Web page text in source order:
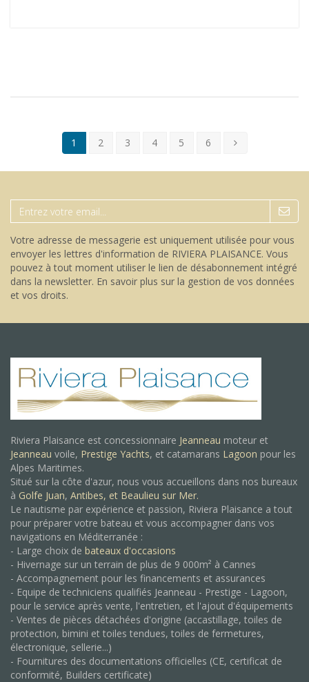
1 2 3 4 5 6
Votre adresse de messagerie est uniquement utilisée pour vous
envoyer les lettres d'information de RIVIERA PLAISANCE. Vous
pouvez à tout moment utiliser le lien de désabonnement intégré
dans la newsletter. En savoir plus sur la gestion de vos données
et vos droits.
Riviera Plaisance est concessionnaire Jeanneau moteur et
Jeanneau voile, Prestige Yachts, et catamarans Lagoon pour les
Alpes Maritimes.
Situé sur la côte d'azur, nous vous accueillons dans nos bureaux
à Golfe Juan, Antibes, et Beaulieu sur Mer.
Le nautisme par expérience et passion, Riviera Plaisance a tout
pour préparer votre bateau et vous accompagner dans vos
navigations en Méditerranée :
- Large choix de bateaux d'occasions
- Hivernage sur un terrain de plus de 9 000m² à Cannes
- Accompagnement pour les financements et assurances
- Equipe de techniciens qualifiés Jeanneau - Prestige - Lagoon,
pour le service après vente, l'entretien, et l'ajout d'équipements
- Ventes de pièces détachées d'origine (accastillage, toiles de
protection, bimini et toiles tendues, toiles de fermetures,
électronique, sellerie...)
- Fournitures des documentations officielles (CE, certificat de
conformité, Builders certificate)